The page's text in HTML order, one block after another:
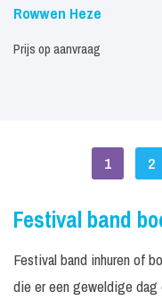
Rowwen Heze
Prijs op aanvraag
1 2
Festival band
Festival band inhuren of
die er een geweldige dag